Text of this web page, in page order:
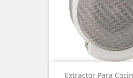
Extractor Para